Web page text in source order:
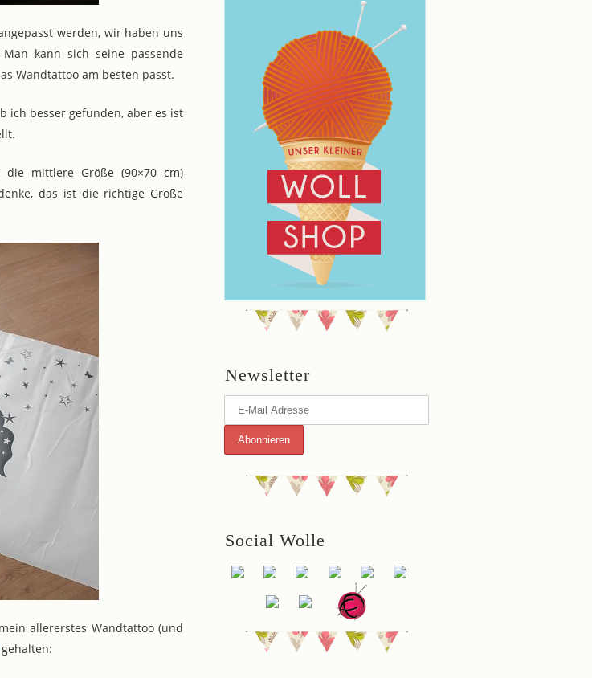
werden, wir haben uns
kann sich seine passende
Wandtattoo am besten passt.
ich besser gefunden, aber es ist
mittlere Größe (90×70 cm)
das ist die richtige Größe
allererstes Wandtattoo (und
gehalten:
Newsletter
Social Wolle